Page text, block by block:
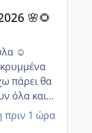
🌸🌻
☺️
πάρει θα
όλα και
😂
και τα
πριν 1 ώρα